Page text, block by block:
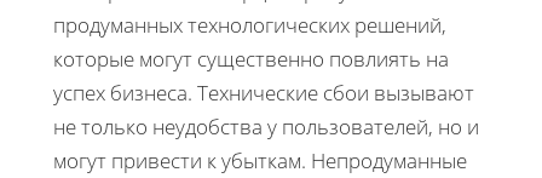
продуманных технологических решений,
которые могут существенно повлиять на
успех бизнеса. Технические сбои вызывают
не только неудобства у пользователей, но и
могут привести к убыткам. Непродуманные